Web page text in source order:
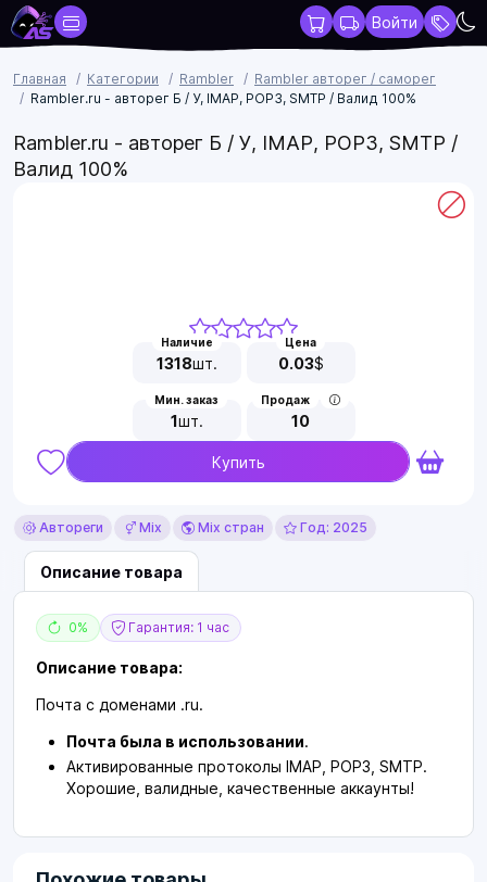
Войти
Главная Категории Rambler
Rambler авторег / саморег
Rambler.ru - авторег Б / У, IMAP, POP3, SMTP / Валид 100%
Rambler.ru - авторег Б / У, IMAP, POP3, SMTP /
Валид 100%
Наличие
1318шт.
Цена
0.03$
Мин. заказ
1шт.
Продаж
10
Купить
Автореги Mix Mix стран Год: 2025
Описание товара
0% Гарантия: 1 час
Описание товара:
Почта с доменами .ru.
Почта была в использовании.
Активированные протоколы IMAP, POP3, SMTP.
Хорошие, валидные, качественные аккаунты!